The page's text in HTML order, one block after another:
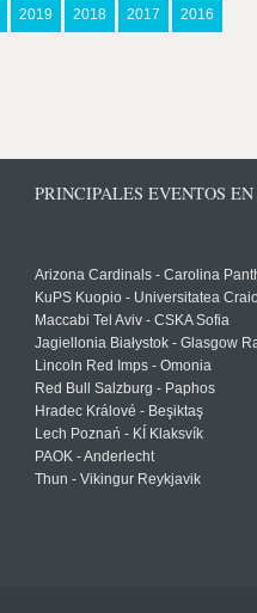
2019 2018 2017 2016
PRINCIPALES EVENTOS
Arizona Cardinals - Carolina
KuPS Kuopio - Universitatea
Maccabi Tel Aviv - CSKA Sofia
Jagiellonia Białystok - Glasgow
Lincoln Red Imps - Omonia
Red Bull Salzburg - Paphos
Hradec Králové - Beşiktaş
Lech Poznań - KÍ Klaksvík
PAOK - Anderlecht
Thun - Vikingur Reykjavik